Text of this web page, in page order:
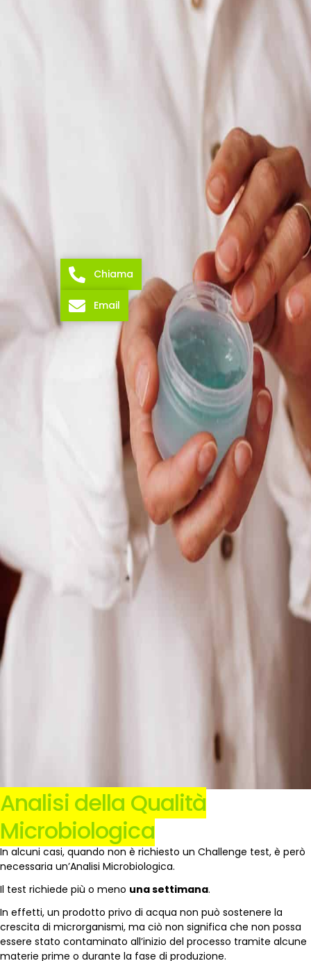
Analisi della Qualità
Microbiologica
In alcuni casi, quando non è richiesto un Challenge test, è però
necessaria un’Analisi Microbiologica.
Il test richiede più o meno una settimana.
In effetti, un prodotto privo di acqua non può sostenere la
crescita di microrganismi, ma ciò non significa che non possa
essere stato contaminato all’inizio del processo tramite alcune
materie prime o durante la fase di produzione.
Chiama
Email